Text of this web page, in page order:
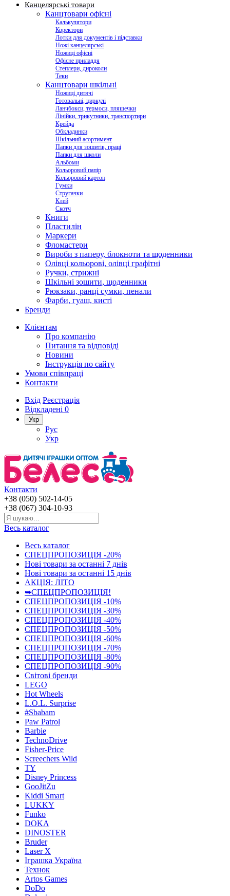
Канцелярські товари
Канцтовари офісні
Калькулятори
Коректори
Лотки для документів і підставки
Ножі канцелярські
Ножиці офісні
Офісне приладдя
Степлери, дироколи
Теки
Канцтовари шкільні
Ножиці дитячі
Готовальні, циркулі
Ланчбокси, термоси, пляшечки
Лінійки, трикутники, транспортири
Крейда
Обкладинки
Шкільний асортимент
Папки для зошитів, праці
Папки для школи
Альбоми
Кольоровий папір
Кольоровий картон
Гумки
Стругачки
Клей
Скотч
Книги
Пластилін
Маркери
Фломастери
Вироби з паперу, блокноти та щоденники
Олівці кольорові, олівці графітні
Ручки, стрижні
Шкільні зошити, щоденники
Рюкзаки, ранці сумки, пенали
Фарби, гуаш, кисті
Бренди
Клієнтам
Про компанію
Питання та відповіді
Новини
Інструкція по сайту
Умови співпраці
Контакти
Вхід Реєстрація
Відкладені 0
Укр
Рус
Укр
Контакти
+38 (050) 502-14-05
+38 (067) 304-10-93
Весь каталог
Весь каталог
СПЕЦПРОПОЗИЦІЯ -20%
Нові товари за останнi 7 днiв
Нові товари за останнi 15 днiв
АКЦІЯ: ЛІТО
➥СПЕЦПРОПОЗИЦІЯ!
СПЕЦПРОПОЗИЦІЯ -10%
СПЕЦПРОПОЗИЦІЯ -30%
СПЕЦПРОПОЗИЦІЯ -40%
СПЕЦПРОПОЗИЦІЯ -50%
СПЕЦПРОПОЗИЦІЯ -60%
СПЕЦПРОПОЗИЦІЯ -70%
СПЕЦПРОПОЗИЦІЯ -80%
СПЕЦПРОПОЗИЦІЯ -90%
Світові бренди
LEGO
Hot Wheels
L.O.L. Surprise
#Sbabam
Paw Patrol
Barbie
TechnoDrive
Fisher-Price
Screechers Wild
TY
Disney Princess
GooJitZu
Kiddi Smart
LUKKY
Funko
DOKA
DINOSTER
Bruder
Laser X
Іграшка Україна
Технок
Artos Games
DoDo